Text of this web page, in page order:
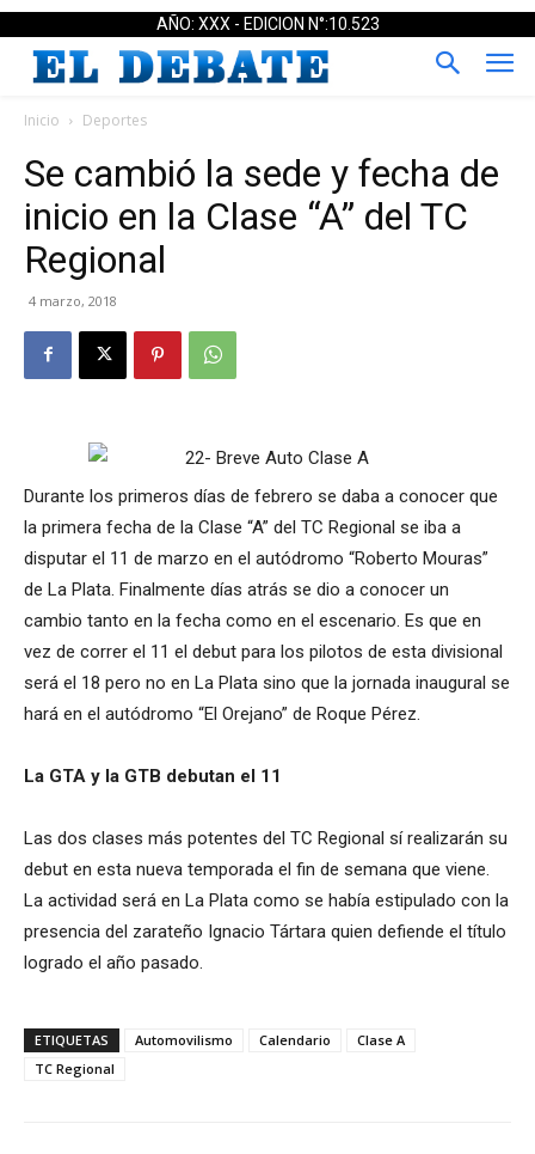
AÑO: XXX - EDICION N°:10.523
Inicio Deportes
Se cambió la sede y fecha de
inicio en la Clase “A” del TC
Regional
4 marzo, 2018
Durante los primeros días de febrero se daba a conocer que
la primera fecha de la Clase “A” del TC Regional se iba a
disputar el 11 de marzo en el autódromo “Roberto Mouras”
de La Plata. Finalmente días atrás se dio a conocer un
cambio tanto en la fecha como en el escenario. Es que en
vez de correr el 11 el debut para los pilotos de esta divisional
será el 18 pero no en La Plata sino que la jornada inaugural se
hará en el autódromo “El Orejano” de Roque Pérez.
La GTA y la GTB debutan el 11
Las dos clases más potentes del TC Regional sí realizarán su
debut en esta nueva temporada el fin de semana que viene.
La actividad será en La Plata como se había estipulado con la
presencia del zarateño Ignacio Tártara quien defiende el título
logrado el año pasado.
ETIQUETAS Automovilismo Calendario
Clase A
TC Regional